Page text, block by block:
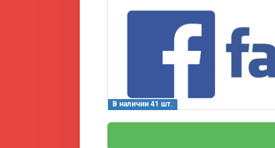
В наличии 41 шт.